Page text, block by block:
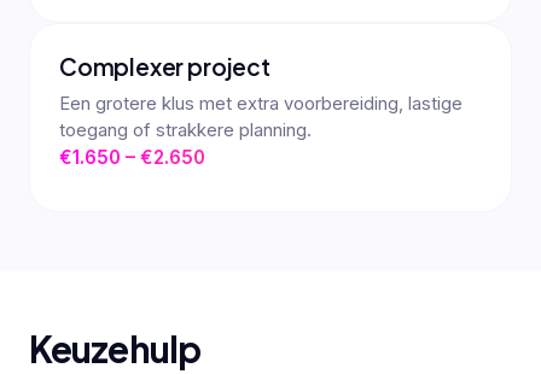
Complexer project
Een grotere klus met extra voorbereiding, lastige
toegang of strakkere planning.
€1.650 – €2.650
Keuzehulp